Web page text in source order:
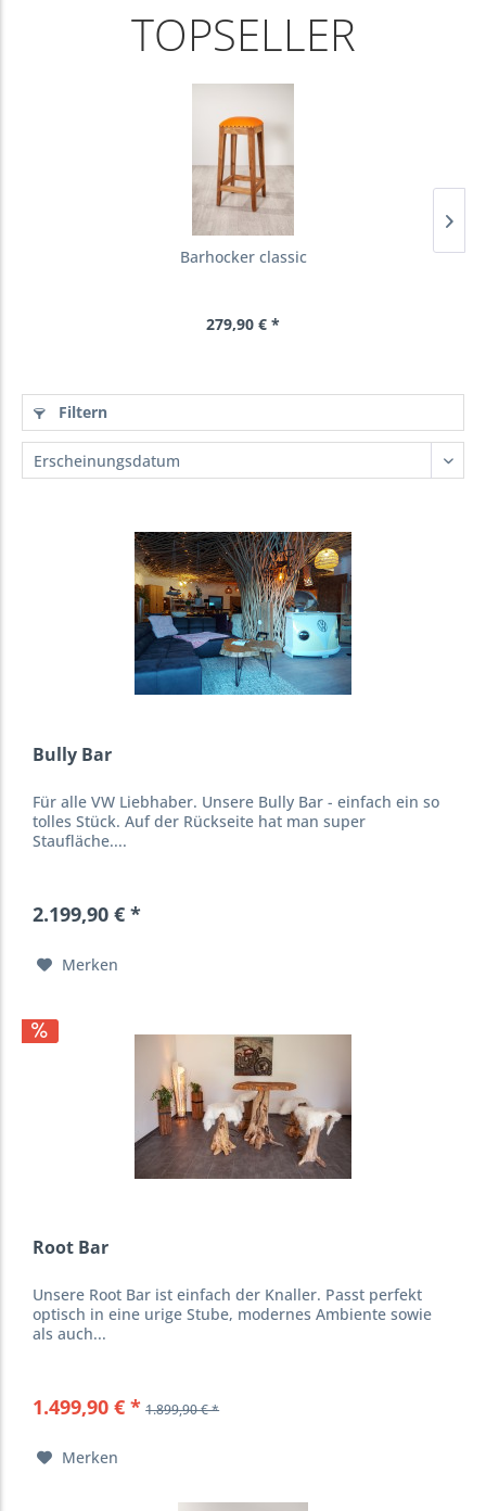
TOPSELLER
Barhocker classic
279,90 € *
Filtern
Bully Bar
Für alle VW Liebhaber. Unsere Bully Bar - einfach ein so
tolles Stück. Auf der Rückseite hat man super
Staufläche....
2.199,90 € *
Merken
Root Bar
Unsere Root Bar ist einfach der Knaller. Passt perfekt
optisch in eine urige Stube, modernes Ambiente sowie
als auch...
1.499,90 € * 1.899,90 € *
Merken